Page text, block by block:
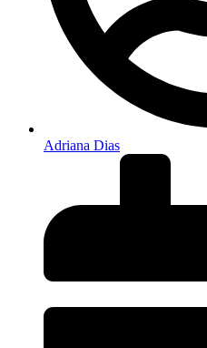
Adriana Dias